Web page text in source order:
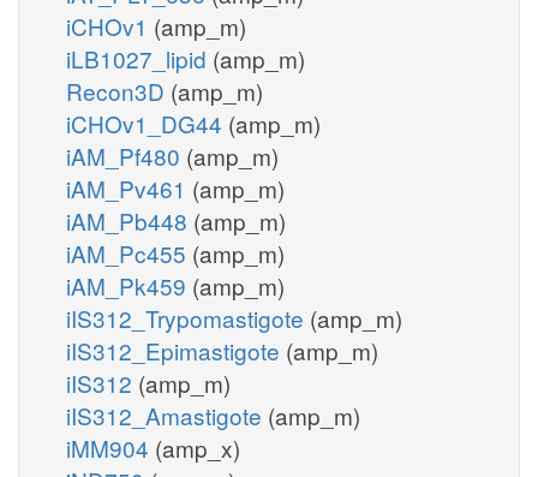
iCHOv1 (amp_m)
iLB1027_lipid (amp_m)
Recon3D (amp_m)
iCHOv1_DG44 (amp_m)
iAM_Pf480 (amp_m)
iAM_Pv461 (amp_m)
iAM_Pb448 (amp_m)
iAM_Pc455 (amp_m)
iAM_Pk459 (amp_m)
iIS312_Trypomastigote (amp_m)
iIS312_Epimastigote (amp_m)
iIS312 (amp_m)
iIS312_Amastigote (amp_m)
iMM904 (amp_x)